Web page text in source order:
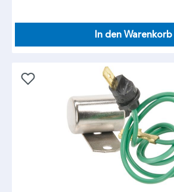
In den Warenkorb